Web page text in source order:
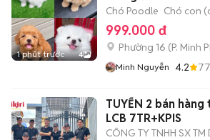
1 phút trước 4
Chó Poodle Chó con
999.000 đ
Phường 16 (P. Minh
Minh Nguyễn 4.2 77
TUYỂN 2 bán
LCB 7TR+KPIS
CÔNG TY TNHH SX TM